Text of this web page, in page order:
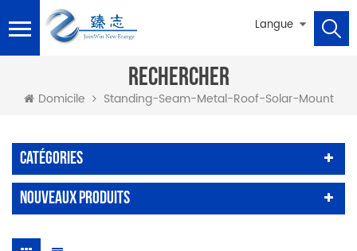
Langue
RECHERCHER
Domicile Standing-Seam-Metal-Roof-Solar-Mount
Catégories
Nouveaux Produits